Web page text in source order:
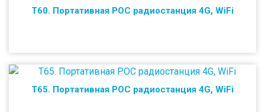
T60. Портативная POC радиостанция 4G, WiFi
T65. Портативная POC радиостанция 4G, WiFi